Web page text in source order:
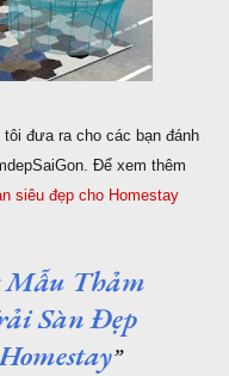
tôi đưa ra cho các bạn đánh
Để xem thêm
siêu đẹp cho Homestay
Mẫu Thảm
Sàn Đẹp